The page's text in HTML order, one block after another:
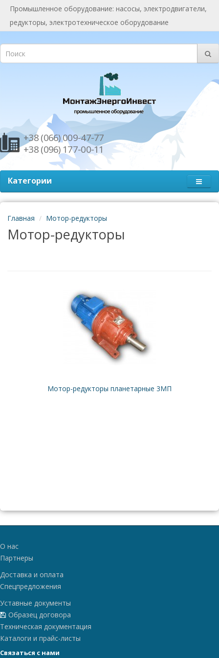
Промышленное оборудование: насосы, электродвигатели,
редукторы, электротехническое оборудование
+38 (066) 009-47-77
+38 (096) 177-00-11
Категории
Главная Мотор-редукторы
Мотор-редукторы
Мотор-редукторы планетарные 3МП
О нас
Партнеры
Доставка и оплата
Спецпредложения
Уставные документы
Образец договора
Техническая документация
Каталоги и прайс-листы
Связаться с нами